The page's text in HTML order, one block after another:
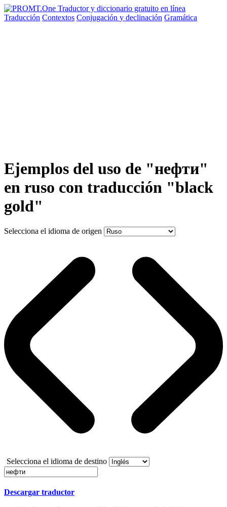
Traducción Contextos Conjugación y declinación Gramática
Ejemplos del uso de "нефти"
en ruso con traducción "black
gold"
Selecciona el idioma de origen
Selecciona el idioma de destino
Descargar traductor